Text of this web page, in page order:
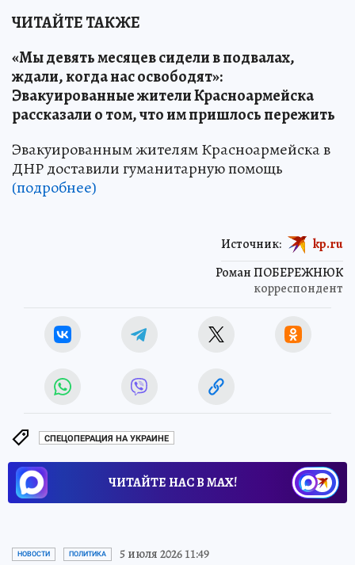
ЧИТАЙТЕ ТАКЖЕ
«Мы девять месяцев сидели в подвалах,
ждали, когда нас освободят»:
Эвакуированные жители Красноармейска
рассказали о том, что им пришлось пережить
Эвакуированным жителям Красноармейска в
ДНР доставили гуманитарную помощь
(подробнее)
Роман ПОБЕРЕЖНЮК
корреспондент
Источник: kp.ru
СПЕЦОПЕРАЦИЯ НА УКРАИНЕ
ЧИТАЙТЕ НАС В МАХ!
НОВОСТИ ПОЛИТИКА 5 июля 2026 11:49